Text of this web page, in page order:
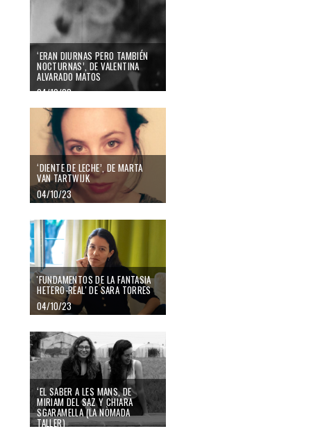
‘ERAN DIURNAS PERO TAMBIÉN
NOCTURNAS’, DE VALENTINA
ALVARADO MATOS
04/10/23
‘DIENTE DE LECHE’, DE MARTA
VAN TARTWIJK
04/10/23
'FUNDAMENTOS DE LA FANTASIA
HETERO-REAL' DE SARA TORRES
04/10/23
‘EL SABER A LES MANS, DE
MIRIAM DEL SAZ Y CHIARA
SGARAMELLA (LA NÒMADA
TALLER)